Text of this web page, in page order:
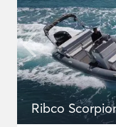
Ribco